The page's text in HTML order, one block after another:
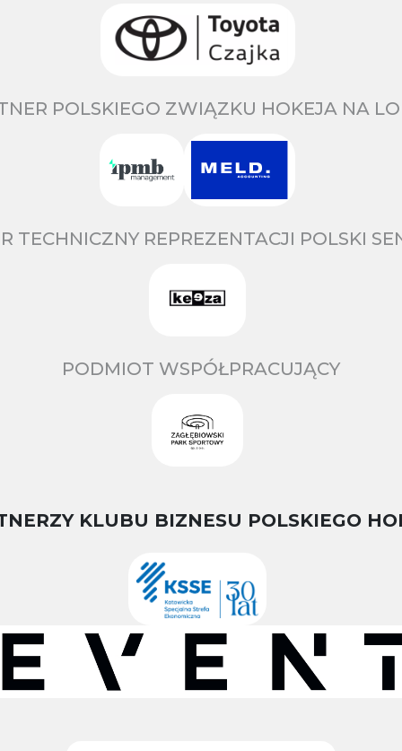
POLSKIEGO ZWIĄZKU HOKEJA NA
TECHNICZNY REPREZENTACJI POLSKI
PODMIOT WSPÓŁPRACUJĄCY
KLUBU BIZNESU POLSKIEGO